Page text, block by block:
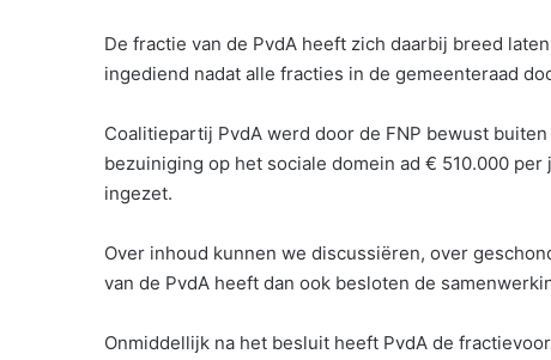
De fractie van de PvdA heeft zich daarbij breed
ingediend nadat alle fracties in de gemeenteraad
Coalitiepartij PvdA werd door de FNP bewust
bezuiniging op het sociale domein ad € 510.000
ingezet.
Over inhoud kunnen we discussiëren, over
van de PvdA heeft dan ook besloten de
Onmiddellijk na het besluit heeft PvdA de